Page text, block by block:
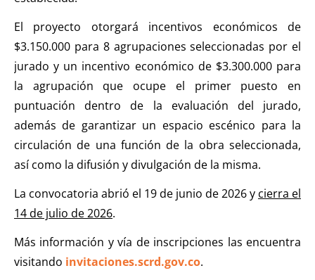
El proyecto otorgará incentivos económicos de
$3.150.000 para 8 agrupaciones seleccionadas por el
jurado y un incentivo económico de $3.300.000 para
la agrupación que ocupe el primer puesto en
puntuación dentro de la evaluación del jurado,
además de garantizar un espacio escénico para la
circulación de una función de la obra seleccionada,
así como la difusión y divulgación de la misma.
La convocatoria abrió el 19 de junio de 2026 y cierra el
14 de julio de 2026.
Más información y vía de inscripciones las encuentra
visitando invitaciones.scrd.gov.co.